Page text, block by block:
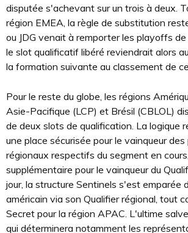
disputée s'achevant sur un trois à deux.
région EMEA, la règle de substitution
ou JDG venait à remporter les playoffs
le slot qualificatif libéré reviendrait alors
la formation suivante au classement de
Pour le reste du globe, les régions
Asie-Pacifique (LCP) et Brésil (CBLOL)
de deux slots de qualification. La logique
une place sécurisée pour le vainqueur
régionaux respectifs du segment en
supplémentaire pour le vainqueur du
jour, la structure Sentinels s'est emparée
américain via son Qualifier régional, tout
Secret pour la région APAC. L'ultime
qui déterminera notamment les